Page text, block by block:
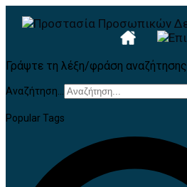
Γράψτε τη λέξη/φράση αναζήτησης
Αναζήτηση...
Popular Tags